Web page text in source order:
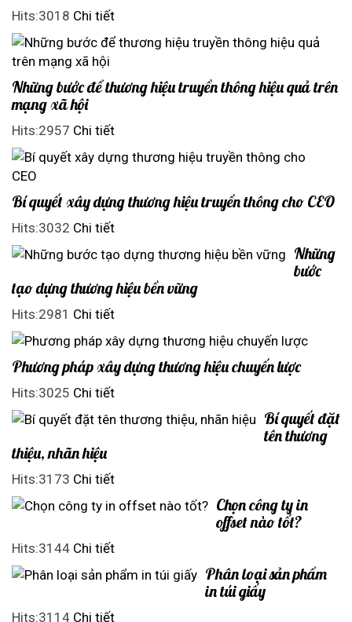
Hits:3018 Chi tiết
Những bước để thương hiệu truyền thông hiệu quả trên
mạng xã hội
Hits:2957 Chi tiết
Bí quyết xây dựng thương hiệu truyền thông cho CEO
Hits:3032 Chi tiết
Những
bước
tạo dựng thương hiệu bền vững
Hits:2981 Chi tiết
Phương pháp xây dựng thương hiệu chuyến lược
Hits:3025 Chi tiết
Bí quyết đặt
tên thương
thiệu, nhãn hiệu
Hits:3173 Chi tiết
Chọn công ty in
offset nào tốt?
Hits:3144 Chi tiết
Phân loại sản phẩm
in túi giấy
Hits:3114 Chi tiết